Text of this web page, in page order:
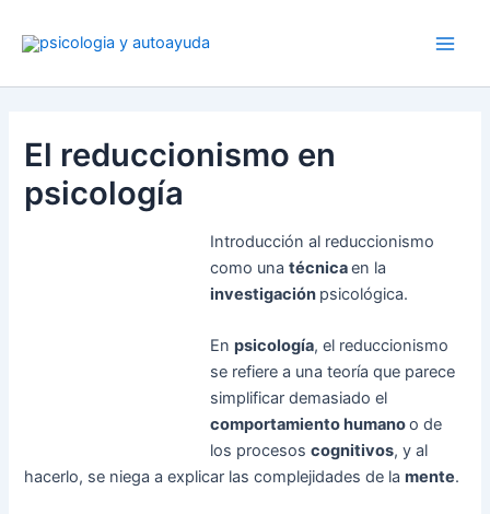
El reduccionismo en
psicología
Introducción al reduccionismo
como unatécnicaen la
investigación psicológica.
Enpsicología, el reduccionismo
se refiere a una teoría que parece
simplificar demasiado el
comportamiento humanoo de
los procesoscognitivos, y al
hacerlo, se niega a explicar las complejidades de lamente.